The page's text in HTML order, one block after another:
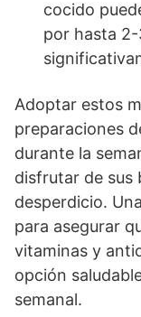
cocido
por hasta
Adoptar estos
preparaciones
durante la
disfrutar de sus
desperdicio.
para asegurar
vitaminas y
opción
semanal.